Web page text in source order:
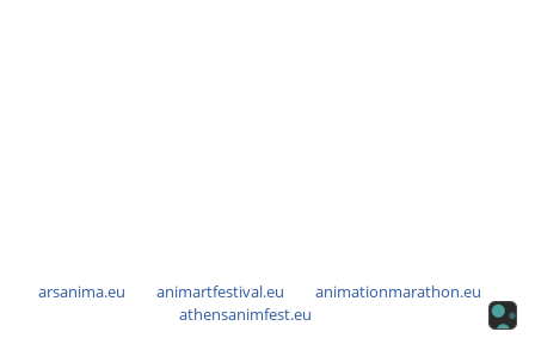
arsanima.eu animartfestival.eu
animationmarathon.eu
athensanimfest.eu